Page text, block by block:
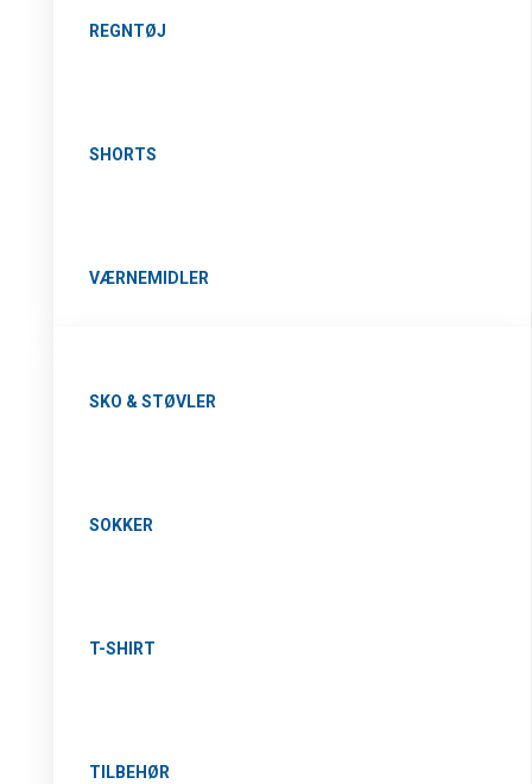
REGNTØJ
SHORTS
VÆRNEMIDLER
SKO & STØVLER
SOKKER
T-SHIRT
TILBEHØR